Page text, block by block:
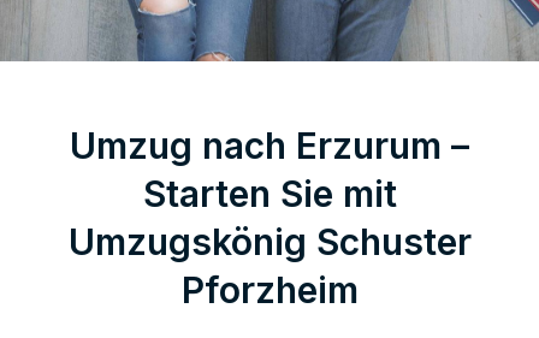
Umzug nach Erzurum –
Starten Sie mit
Umzugskönig Schuster
Pforzheim